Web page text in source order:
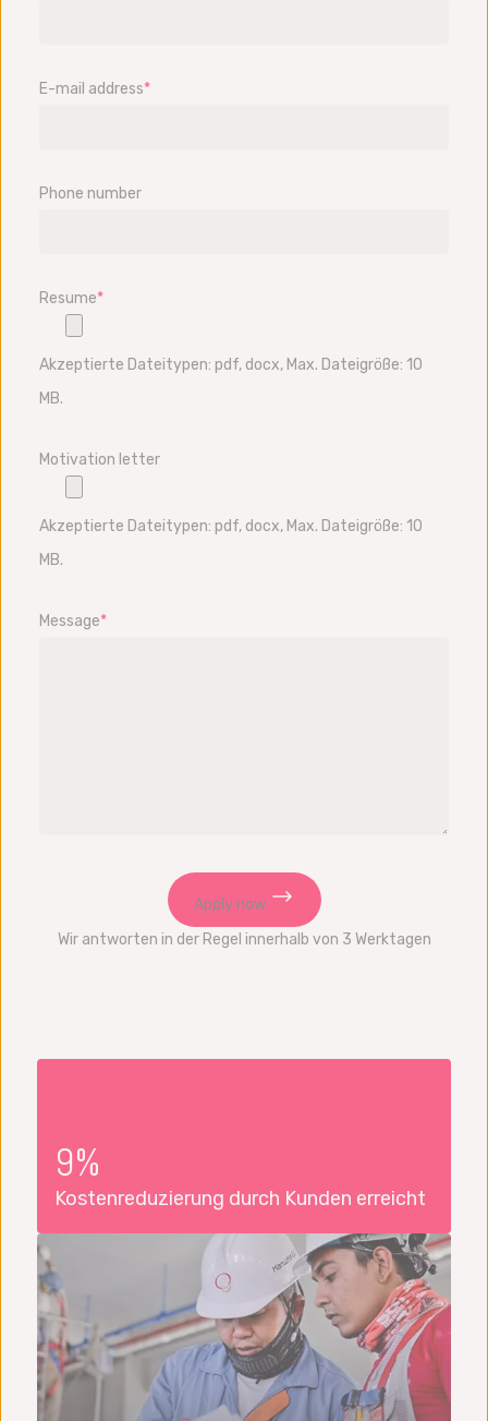
E-mail address*
Phone number
Resume*
Akzeptierte Dateitypen: pdf, docx, Max. Dateigröße: 10
MB.
Motivation letter
Akzeptierte Dateitypen: pdf, docx, Max. Dateigröße: 10
MB.
Message*
Apply now
Wir antworten in der Regel innerhalb von 3 Werktagen
9%
Kostenreduzierung durch Kunden erreicht